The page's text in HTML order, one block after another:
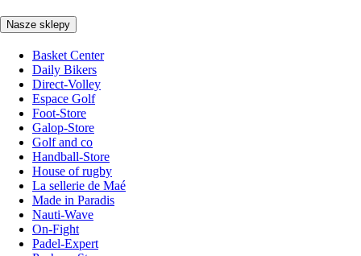
Nasze sklepy
Basket Center
Daily Bikers
Direct-Volley
Espace Golf
Foot-Store
Galop-Store
Golf and co
Handball-Store
House of rugby
La sellerie de Maé
Made in Paradis
Nauti-Wave
On-Fight
Padel-Expert